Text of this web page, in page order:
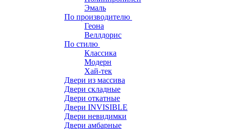
Эмаль
По производителю
Геона
Веллдорис
По стилю
Классика
Модерн
Хай-тек
Двери из массива
Двери складные
Двери откатные
Двери INVISIBLE
Двери невидимки
Двери амбарные